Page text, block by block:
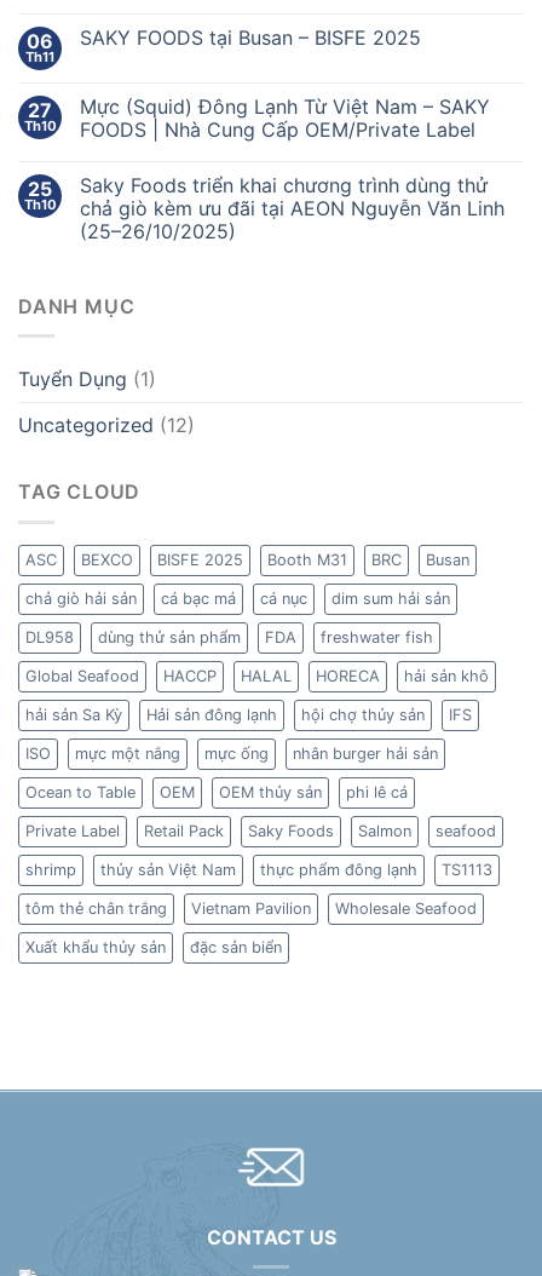
06
Th11
SAKY FOODS tại Busan – BISFE 2025
27
Th10
Mực (Squid) Đông Lạnh Từ Việt Nam – SAKY
FOODS | Nhà Cung Cấp OEM/Private Label
25
Th10
Saky Foods triển khai chương trình dùng thử
chả giò kèm ưu đãi tại AEON Nguyễn Văn Linh
(25–26/10/2025)
DANH MỤC
Tuyển Dụng (1)
Uncategorized (12)
TAG CLOUD
ASC BEXCO BISFE 2025 Booth M31 BRC Busan
chả giò hải sản cá bạc má cá nục dim sum hải sản
DL958 dùng thử sản phẩm FDA freshwater fish
Global Seafood HACCP HALAL HORECA hải sản khô
hải sản Sa Kỳ Hải sản đông lạnh hội chợ thủy sản IFS
ISO mực một nắng mực ống nhân burger hải sản
Ocean to Table OEM OEM thủy sản phi lê cá
Private Label Retail Pack Saky Foods Salmon seafood
shrimp thủy sản Việt Nam thực phẩm đông lạnh TS1113
tôm thẻ chân trắng Vietnam Pavilion Wholesale Seafood
Xuất khẩu thủy sản đặc sản biển
CONTACT US